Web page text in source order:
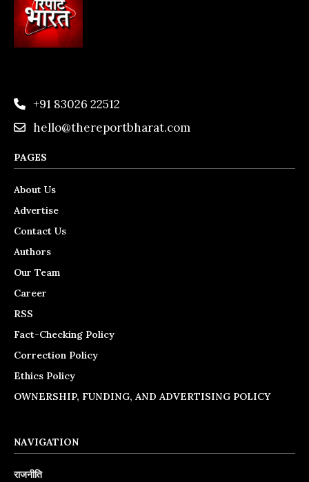
+91 83026 22512
hello@thereportbharat.com
PAGES
About Us
Advertise
Contact Us
Authors
Our Team
Career
RSS
Fact-Checking Policy
Correction Policy
Ethics Policy
OWNERSHIP, FUNDING, AND ADVERTISING POLICY
NAVIGATION
राजनीति